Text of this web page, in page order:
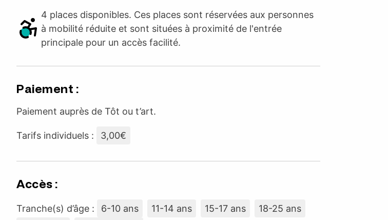
4 places disponibles. Ces places sont réservées aux personnes
à mobilité réduite et sont situées à proximité de l'entrée
principale pour un accès facilité.
Paiement :
Paiement auprès de Tôt ou t’art.
Tarifs individuels : 3,00€
Accès :
Tranche(s) d’âge : 6-10 ans 11-14 ans 15-17 ans
18-25 ans